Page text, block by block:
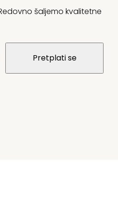
šaljemo kvalitetne